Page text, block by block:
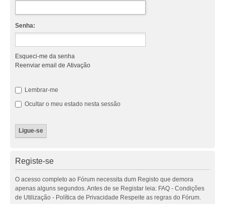
Senha:
Esqueci-me da senha
Reenviar email de Ativação
Lembrar-me
Ocultar o meu estado nesta sessão
Registe-se
O acesso completo ao Fórum necessita dum Registo que demora
apenas alguns segundos. Antes de se Registar leia: FAQ - Condições
de Utilização - Política de Privacidade Respeite as regras do Fórum.